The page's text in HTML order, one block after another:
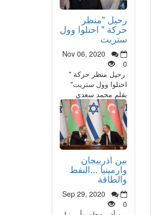
رحيل "منظر
حركة " احتلوا وول
ستريت
Nov 06, 2020
0
رحيل منظر حركة "
احتلوا وول ستريت"
بقلم محمد سعدي
بين اذربيجان
وارمينيا ...النفط
والطاقة
Sep 29, 2020
0